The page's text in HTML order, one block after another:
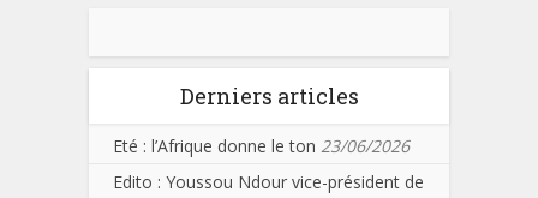
Derniers articles
Eté : l’Afrique donne le ton 23/06/2026
Edito : Youssou Ndour vice-président de